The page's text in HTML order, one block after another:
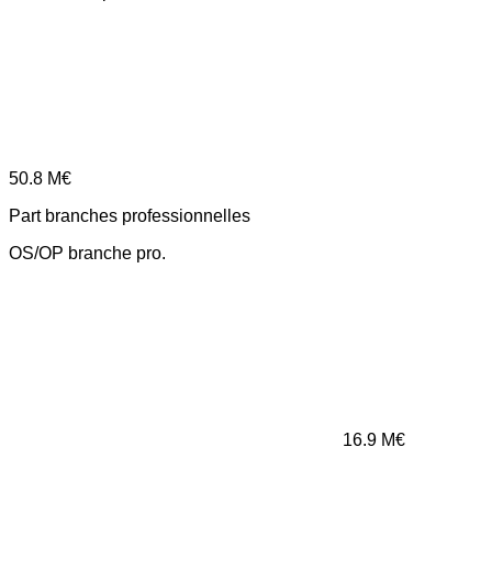
50.8 M€
Part branches professionnelles
OS/OP branche pro.
16.9 M€